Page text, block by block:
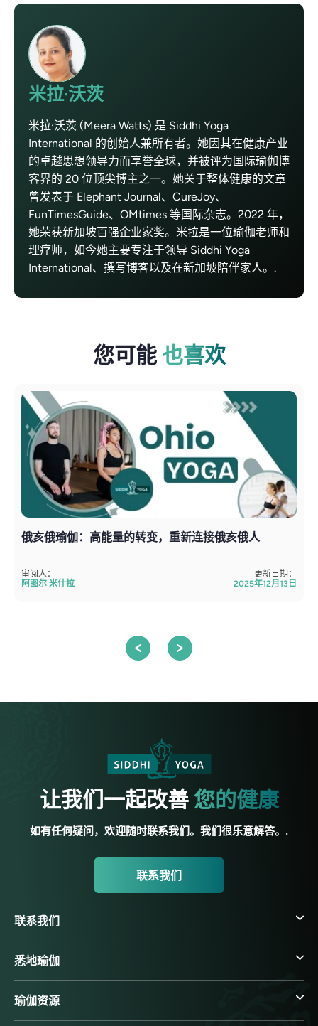
米拉·沃茨
米拉·沃茨 (Meera Watts) 是 Siddhi Yoga
International 的创始人兼所有者。她因其在健康产业
的卓越思想领导力而享誉全球，并被评为国际瑜伽博
客界的 20 位顶尖博主之一。她关于整体健康的文章
曾发表于 Elephant Journal、CureJoy、
FunTimesGuide、OMtimes 等国际杂志。2022 年，
她荣获新加坡百强企业家奖。米拉是一位瑜伽老师和
理疗师，如今她主要专注于领导 Siddhi Yoga
International、撰写博客以及在新加坡陪伴家人。.
您可能 也喜欢
俄亥俄瑜伽：高能量的转变，重新连接俄亥俄人
审阅人：
阿图尔·米什拉
更新日期：
2025年12月13日
让我们一起改善 您的健康
如有任何疑问，欢迎随时联系我们。我们很乐意解答。.
联系我们
联系我们
悉地瑜伽
瑜伽资源